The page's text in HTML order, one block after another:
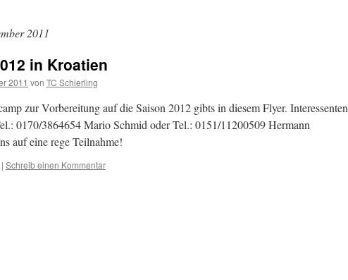
2011
in Kroatien
2011 von TC Schierling
zur Vorbereitung auf die Saison 2012 gibts in diesem Flyer. Interessenten
0170/3864654 Mario Schmid oder Tel.: 0151/11200509 Hermann
auf eine rege Teilnahme!
| Schreib einen Kommentar